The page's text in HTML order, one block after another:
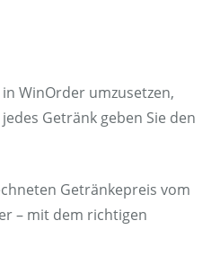
WinOrder umzusetzen,
Getränk geben Sie den
Getränkepreis vom
– mit dem richtigen